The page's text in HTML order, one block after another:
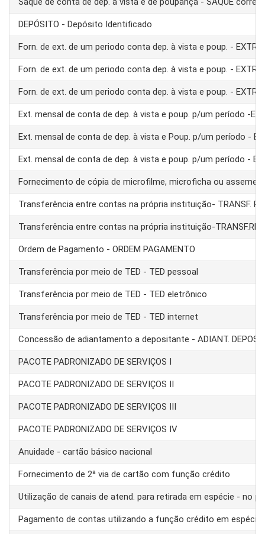
DEPÓSITO - Depósito Identificado
Forn. de ext. de um periodo conta dep. à vista e poup. -
Forn. de ext. de um periodo conta dep. à vista e poup. -
Forn. de ext. de um periodo conta dep. à vista e poup. -
Ext. mensal de conta de dep. à vista e poup. p/um período -
Ext. mensal de conta de dep. à vista e Poup. p/um período -
Ext. mensal de conta de dep. à vista e poup. p/um período -
Fornecimento de cópia de microfilme, microficha ou
Transferência entre contas na própria instituição- TRANSF.
Transferência entre contas na própria instituição-
Ordem de Pagamento - ORDEM PAGAMENTO
Transferência por meio de TED - TED pessoal
Transferência por meio de TED - TED eletrônico
Transferência por meio de TED - TED internet
Concessão de adiantamento a depositante - ADIANT.
PACOTE PADRONIZADO DE SERVIÇOS I
PACOTE PADRONIZADO DE SERVIÇOS II
PACOTE PADRONIZADO DE SERVIÇOS III
PACOTE PADRONIZADO DE SERVIÇOS IV
Anuidade - cartão básico nacional
Fornecimento de 2ª via de cartão com função crédito
Utilização de canais de atend. para retirada em espécie - no
Pagamento de contas utilizando a função crédito em espécie